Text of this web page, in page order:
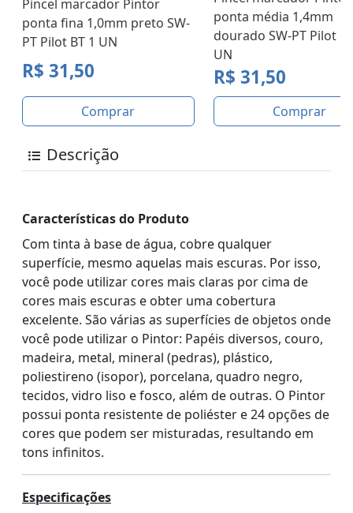
Pincel marcador Pintor
ponta fina 1,0mm preto SW-
PT Pilot BT 1 UN
R$ 31,50
Comprar
ponta média 1,4mm
dourado SW-PT Pilot
UN
R$ 31,50
Comprar
Descrição
Características do Produto
Com tinta à base de água, cobre qualquer
superfície, mesmo aquelas mais escuras. Por isso,
você pode utilizar cores mais claras por cima de
cores mais escuras e obter uma cobertura
excelente. São várias as superfícies de objetos onde
você pode utilizar o Pintor: Papéis diversos, couro,
madeira, metal, mineral (pedras), plástico,
poliestireno (isopor), porcelana, quadro negro,
tecidos, vidro liso e fosco, além de outras. O Pintor
possui ponta resistente de poliéster e 24 opções de
cores que podem ser misturadas, resultando em
tons infinitos.
Especificações